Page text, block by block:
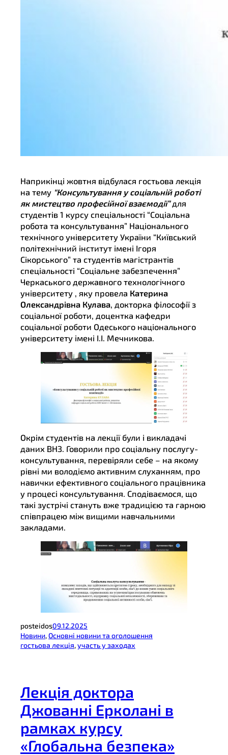
Наприкінці жовтня відбулася гостьова лекція
на тему “Консультування у соціальній роботі
як мистецтво професійної взаємодії”для
студентів 1 курсу спеціальності “Соціальна
робота та консультування” Національного
технічного університету України “Київський
політехнічний інститут імені Ігоря
Сікорського” та студентів магістрантів
спеціальності “Соціальне забезпечення”
Черкаського державного технологічного
університету , яку провела Катерина
Олександрівна Кулава , докторка філософії з
соціальної роботи, доцентка кафедри
соціальної роботи Одеського національного
університету імені І.І. Мечникова.
Окрім студентів на лекції були і викладачі
даних ВНЗ. Говорили про соціальну послугу-
консультування, перевіряли себе – на якому
рівні ми володіємо активним слуханням, про
навички ефективного соціального працівника
у процесі консультування. Сподіваємося, що
такі зустрічі стануть вже традицією та гарною
співпрацею між вищими навчальними
закладами.
posteidos09.12.2025
Новини, Основні новини та оголошення
гостьова лекція, участь у заходах
Лекція доктора
Джованні Ерколані в
рамках курсу
«Глобальна безпека»